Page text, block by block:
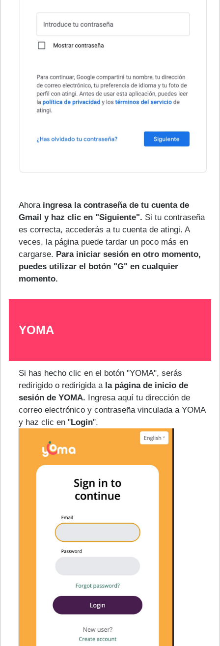
Ahora ingresa la contraseña de tu cuenta de
Gmail y haz clic en "Siguiente". Si tu contraseña
es correcta, accederás a tu cuenta de atingi. A
veces, la página puede tardar un poco más en
cargarse. Para iniciar sesión en otro momento,
puedes utilizar el botón "G" en cualquier
momento.
YOMA
Si has hecho clic en el botón "YOMA", serás
redirigido o redirigida a la página de inicio de
sesión de YOMA. Ingresa aquí tu dirección de
correo electrónico y contraseña vinculada a YOMA
y haz clic en "Login".